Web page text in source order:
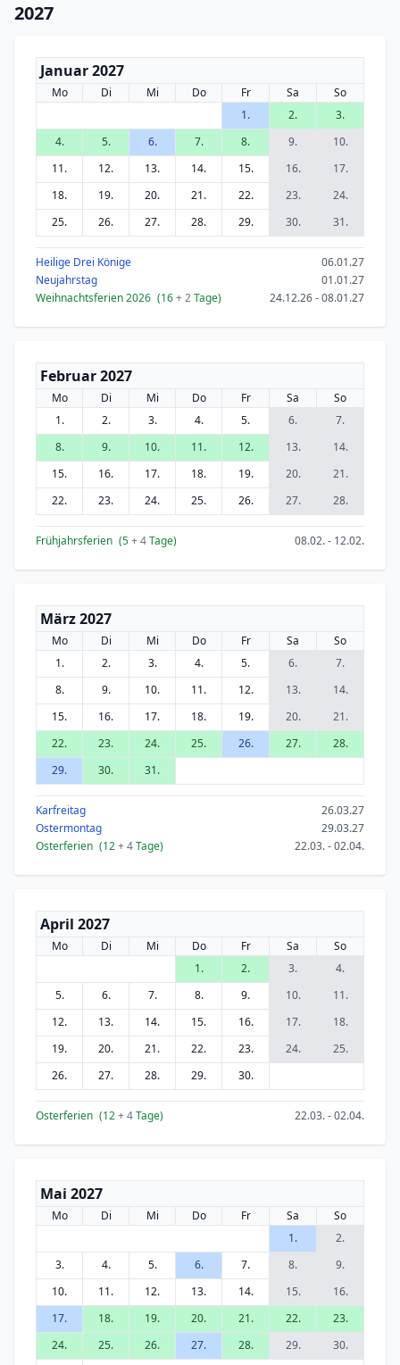
2027
Januar 2027
Mo Di Mi Do Fr Sa
So
1.
2.
3.
4.
5. 6. 7. 8. 9.
10.
11.
12. 13. 14. 15. 16.
17.
18.
19. 20. 21. 22. 23.
24.
25.
26. 27. 28. 29. 30. 31.
Heilige Drei Könige
06.01.27
Neujahrstag
01.01.27
Weihnachtsferien 2026 (16+ 2Tage) 24.12.26 - 08.01.27
Februar 2027
Mo Di Mi Do Fr Sa
So
1.
2. 3. 4. 5. 6.
7.
8.
9. 10. 11. 12. 13.
14.
15.
16. 17. 18. 19. 20.
21.
22.
23. 24. 25. 26. 27. 28.
Frühjahrsferien (5+ 4Tage) 08.02. - 12.02.
März 2027
Mo Di Mi Do Fr Sa
So
1.
2. 3. 4. 5. 6.
7.
8.
9. 10. 11. 12. 13.
14.
15.
16. 17. 18. 19. 20.
21.
22.
23. 24. 25. 26. 27.
28.
29.
30. 31.
Karfreitag
26.03.27
Ostermontag
29.03.27
Osterferien (12+ 4Tage) 22.03. - 02.04.
April 2027
Mo Di Mi Do Fr Sa
So
1.
2. 3.
4.
5.
6. 7. 8. 9. 10.
11.
12.
13. 14. 15. 16. 17.
18.
19.
20. 21. 22. 23. 24.
25.
26.
27. 28. 29. 30.
Osterferien (12+ 4Tage) 22.03. - 02.04.
Mai 2027
Mo Di Mi Do Fr Sa
So
1.
2.
3.
4. 5. 6. 7. 8.
9.
10.
11. 12. 13. 14. 15.
16.
17.
18. 19. 20. 21. 22.
23.
24.
25. 26. 27. 28. 29.
30.